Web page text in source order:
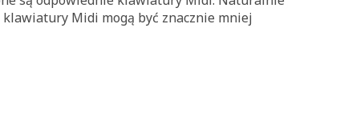
Midi mogą być znacznie mniej